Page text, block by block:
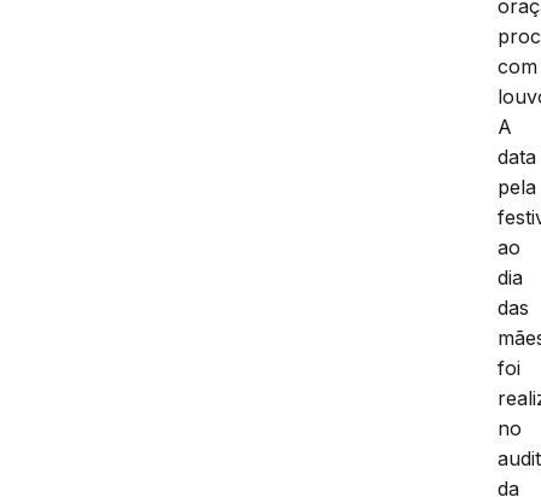
com
A
data
pela
ao
dia
das
foi
no
da